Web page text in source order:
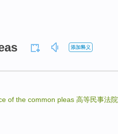
添加释义
of the common pleas 高等民事法院